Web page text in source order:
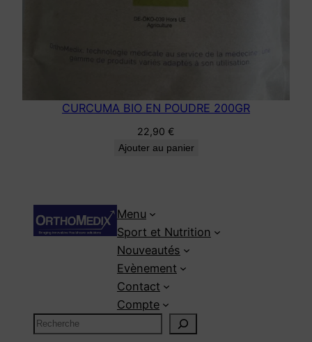
CURCUMA BIO EN POUDRE 200GR
22,90 €
Ajouter au panier
Menu
Sport et Nutrition
Nouveautés
Evènement
Contact
Compte
R